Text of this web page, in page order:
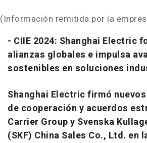
(Información remitida por la
- CIIE 2024: Shanghai Electric
alianzas globales e impulsa
sostenibles en soluciones
Shanghai Electric firmó
de cooperación y acuerdos
Carrier Group y Svenska
(SKF) China Sales Co., Ltd. en